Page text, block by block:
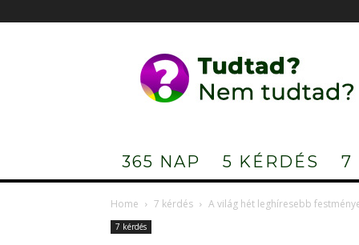
Nem
tudtad?
365 NAP 5 KÉRDÉS 7
Home 7 kérdés A világ hét leghíresebb
7 kérdés